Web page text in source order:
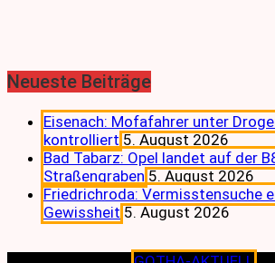
Neueste Beiträge
Eisenach: Mofafahrer unter
kontrolliert 5. August 2026
Bad Tabarz: Opel landet auf der
Straßengraben 5. August 2026
Friedrichroda: Vermisstensuche
Gewissheit 5. August 2026